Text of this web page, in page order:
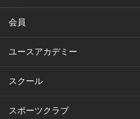
会員
ユースアカデミー
スクール
スポーツクラブ